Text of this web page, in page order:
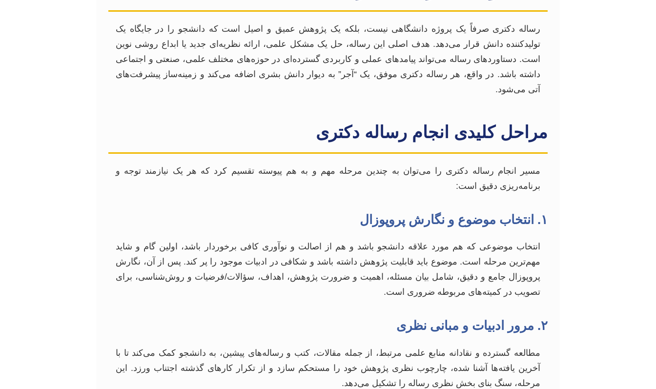
رساله دکتری صرفاً یک پروژه دانشگاهی نیست، بلکه یک پژوهش عمیق و اصیل است که دانشجو را در جایگاه یک
تولیدکننده دانش قرار می‌دهد. هدف اصلی این رساله، حل یک مشکل علمی، ارائه نظریه‌ای جدید یا ابداع روشی نوین
است. دستاوردهای رساله می‌تواند پیامدهای عملی و کاربردی گسترده‌ای در حوزه‌های مختلف علمی، صنعتی و اجتماعی
داشته باشد. در واقع، هر رساله دکتری موفق، یک “آجر” به دیوار دانش بشری اضافه می‌کند و زمینه‌ساز پیشرفت‌های
آتی می‌شود.
مراحل کلیدی انجام رساله دکتری
مسیر انجام رساله دکتری را می‌توان به چندین مرحله مهم و به هم پیوسته تقسیم کرد که هر یک نیازمند توجه و
برنامه‌ریزی دقیق است:
۱. انتخاب موضوع و نگارش پروپوزال
انتخاب موضوعی که هم مورد علاقه دانشجو باشد و هم از اصالت و نوآوری کافی برخوردار باشد، اولین گام و شاید
مهم‌ترین مرحله است. موضوع باید قابلیت پژوهش داشته باشد و شکافی در ادبیات موجود را پر کند. پس از آن، نگارش
پروپوزال جامع و دقیق، شامل بیان مسئله، اهمیت و ضرورت پژوهش، اهداف، سؤالات/فرضیات و روش‌شناسی، برای
تصویب در کمیته‌های مربوطه ضروری است.
۲. مرور ادبیات و مبانی نظری
مطالعه گسترده و نقادانه منابع علمی مرتبط، از جمله مقالات، کتب و رساله‌های پیشین، به دانشجو کمک می‌کند تا با
آخرین یافته‌ها آشنا شده، چارچوب نظری پژوهش خود را مستحکم سازد و از تکرار کارهای گذشته اجتناب ورزد. این
مرحله، سنگ بنای بخش نظری رساله را تشکیل می‌دهد.